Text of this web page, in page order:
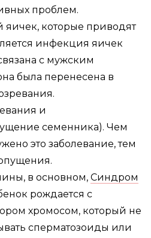
проблем.
яичек, которые приводят
инфекция яичек
с мужским
была перенесена в
и
семенника). Чем
это заболевание, тем
в основном, Синдром
рождается с
хромосом, который не
сперматозоиды или